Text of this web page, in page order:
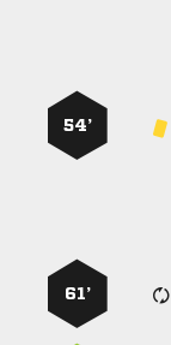
54’
61’